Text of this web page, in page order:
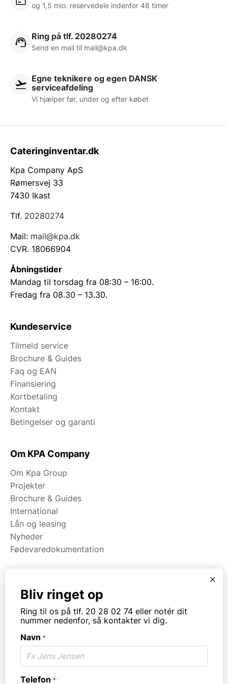
begivenhed til en succes.
og 1,5 mio. reservedele indenfor 48 timer
Ring på tlf. 20280274
Send en mail til mail@kpa.dk
Egne teknikere og egen DANSK
serviceafdeling
Vi hjælper før, under og efter købet
Cateringinventar.dk
Kpa Company ApS
Rømersvej 33
7430 Ikast
Tlf. 20280274
Mail: mail@kpa.dk
CVR. 18066904
Åbningstider
Mandag til torsdag fra 08:30 – 16:00.
Fredag fra 08.30 – 13.30.
Kundeservice
Tilmeld service
Brochure & Guides
Faq og EAN
Finansiering
Kortbetaling
Kontakt
Betingelser og garanti
Om KPA Company
Om Kpa Group
Projekter
Brochure & Guides
International
Lån og leasing
Nyheder
Fødevaredokumentation
Maskiner
Koge/varme/stege
Bageri
Opvask
Opbevaring
Virksomhedstype
x
Bliv ringet op
Ring til os på tlf. 20 28 02 74 eller notér dit
nummer nedenfor, så kontakter vi dig.
Navn *
Telefon *